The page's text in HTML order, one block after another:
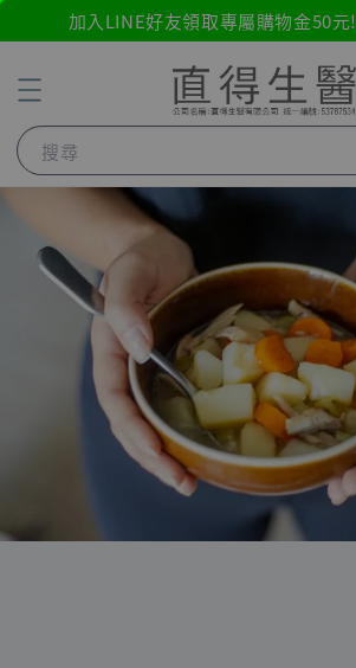
加入LINE好友領取專屬購物金50元!
搜尋